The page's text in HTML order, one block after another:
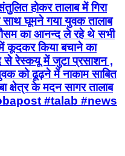
होकर तालाब में गिरा
साथ घूमने गया युवक तालाब
का आनन्द ले रहे थे सभी
में कूदकर किया बचाने का
से रेस्कयू में जुटा प्रसाशन ,
को ढूढ़ने में नाकाम साबित
क्षेत्र के मदन सागर तालाब
#talab #news